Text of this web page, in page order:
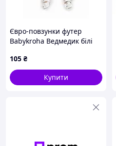
Євро-повзунки футер
Babykroha Ведмедик білі
105 ₴
Купити